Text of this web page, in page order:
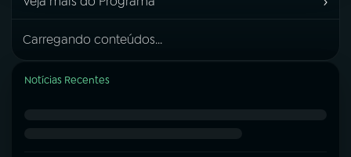
Carregando conteúdos...
Notícias Recentes